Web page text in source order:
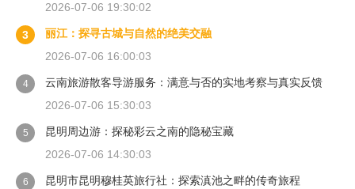
2026-07-06 19:30:02
3
丽江：探寻古城与自然的绝美交融
2026-07-06 16:00:03
4
云南旅游散客导游服务：满意与否的实地考察与真实反馈
2026-07-06 15:30:03
5
昆明周边游：探秘彩云之南的隐秘宝藏
2026-07-06 14:30:03
6
昆明市昆明穆桂英旅行社：探索滇池之畔的传奇旅程